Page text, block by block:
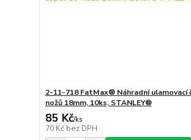
2-11-718 FatMax® Náhradní ulamovací
nožů 18mm, 10ks, STANLEY®
85 Kč/ks
70 Kč bez DPH